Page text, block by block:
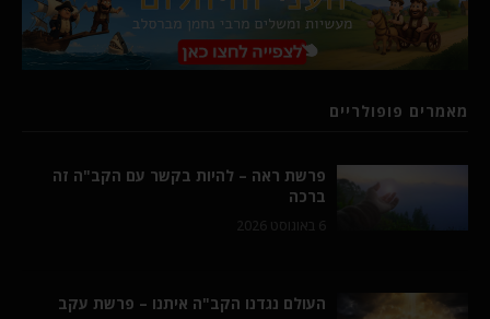
מאמרים פופולריים
פרשת ראה – להיות בקשר עם הקב"ה זה
ברכה
6 באוגוסט 2026
העולם נגדנו הקב"ה איתנו – פרשת עקב